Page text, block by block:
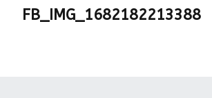
FB_IMG_1682182213388